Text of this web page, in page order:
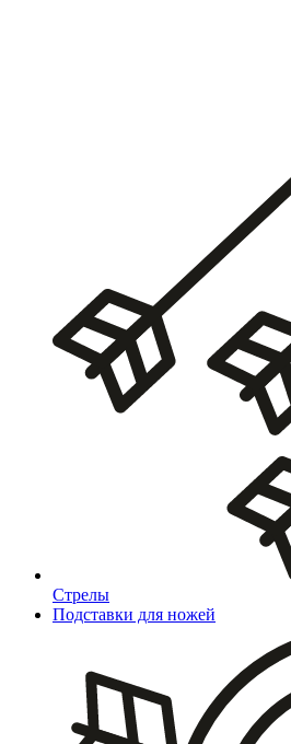
Стрелы
Подставки для ножей